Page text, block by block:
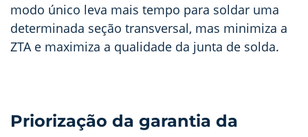
modo único leva mais tempo para soldar uma
determinada seção transversal, mas minimiza a
ZTA e maximiza a qualidade da junta de solda.
Priorização da garantia da